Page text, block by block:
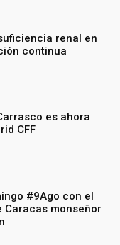
renal en
continua
es ahora
CFF
#9Ago con el
Caracas monseñor